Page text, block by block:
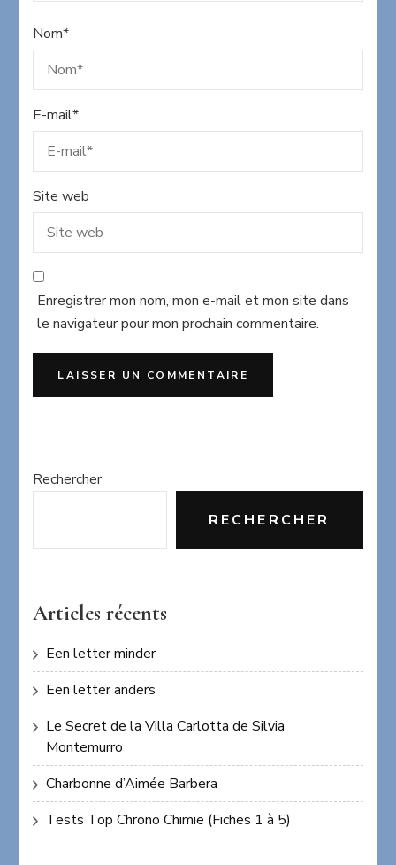
Nom*
E-mail*
Site web
Enregistrer mon nom, mon e-mail et mon site dans
le navigateur pour mon prochain commentaire.
Rechercher
RECHERCHER
Articles récents
Een letter minder
Een letter anders
Le Secret de la Villa Carlotta de Silvia
Montemurro
Charbonne d’Aimée Barbera
Tests Top Chrono Chimie (Fiches 1 à 5)